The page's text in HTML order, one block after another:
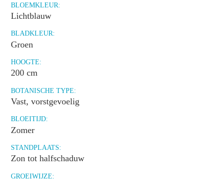
BLOEMKLEUR:
Lichtblauw
BLADKLEUR:
Groen
HOOGTE:
200 cm
BOTANISCHE TYPE:
Vast, vorstgevoelig
BLOEITIJD:
Zomer
STANDPLAATS:
Zon tot halfschaduw
GROEIWIJZE: